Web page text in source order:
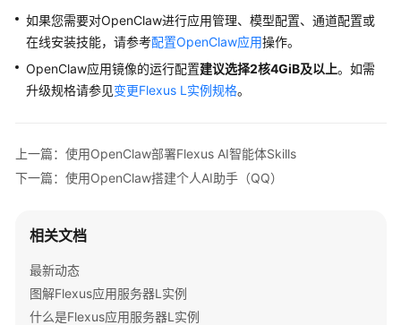
如果您需要对OpenClaw进行应用管理、模型配置、通道配置或
在线安装技能，请参考配置OpenClaw应用操作。
OpenClaw应用镜像的运行配置建议选择2核4GiB及以上。如需
升级规格请参见变更Flexus L实例规格。
上一篇：使用OpenClaw部署Flexus AI智能体Skills
下一篇：使用OpenClaw搭建个人AI助手（QQ）
相关文档
最新动态
图解Flexus应用服务器L实例
什么是Flexus应用服务器L实例